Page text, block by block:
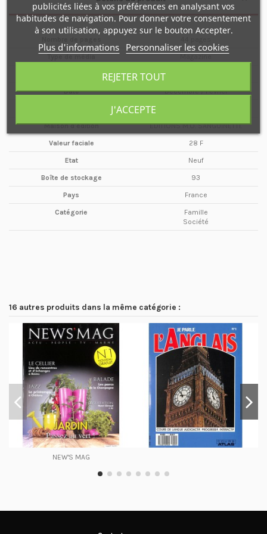
Date Décembre / Février
Maison d'édition ÉDITIONS M.O. SANGUINETTI.
Valeur faciale 28 F
Etat Neuf
Boîte de stockage 93
Pays France
Catégorie
Famille
Société
16 autres produits dans la même catégorie :
NEW'S MAG
publicités liées à vos préférences en analysant vos
habitudes de navigation. Pour donner votre consentement
à son utilisation, appuyez sur le bouton Accepter.
Plus d'informations Personnaliser les cookies
REJETER TOUT
J'ACCEPTE